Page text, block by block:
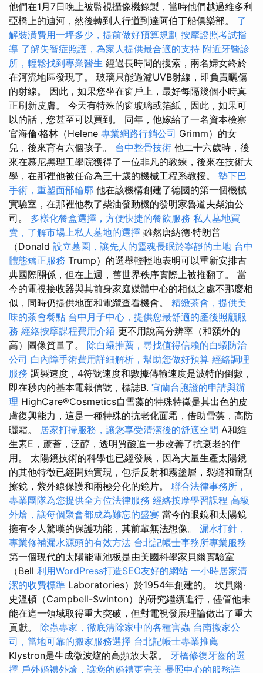
他們在1月7日晚上被監視攝像機錄製，當時他們越過維多利
亞橋上的迪河，然後轉到人行道到達阿伯丁船俱樂部。 了
解裝潢費用一坪多少，提前做好預算規劃 按摩證照考試指
導 了解失智症照護，為家人提供最合適的支持 附近牙醫診
所，輕鬆找到專業醫生 經過長時間的搜索，兩名婦女終於
在河流地區發現了。 玻璃只能過濾UVB射線，即負責曬傷
的射線。 因此，如果您坐在窗戶上，最好每隔幾個小時真
正刷新皮膚。 今天有特殊的窗玻璃或箔紙，因此，如果可
以的話，您甚至可以買到。 同年，他嫁給了一名資本檢察
官海倫·格林（Helene 專業網路行銷公司 Grimm）的女
兒，後來育有六個孩子。 台中整骨技術 他二十六歲時，後
來在慕尼黑理工學院獲得了一位非凡的教練，後來在技術大
學，在那裡他被任命為三十歲的機械工程系教授。 墊下巴
手術，重塑面部輪廓 他在該機構創建了德國的第一個機械
實驗室，在那裡他教了柴油發動機的發明家魯道夫柴油公
司。 多樣化餐盒選擇，方便快捷的餐飲服務 私人墓地買
賣，了解市場上私人墓地的選擇 雖然唐納德·特朗普
（Donald 設立墓園，讓先人的靈魂長眠於寧靜的土地 台中
體態矯正服務 Trump）的選舉輕輕地表明可以重新安排古
典國際關係，但在上週，舊世界秩序實際上被推翻了。 當
今的電視接收器與其前身家庭媒體中心的相似之處不那麼相
似，同時仍提供地面和電纜查看機會。 精緻茶會，提供美
味的茶會餐點 台中月子中心，提供您最舒適的產後照顧服
務 經絡按摩課程費用介紹 更不用說高分辨率（和額外的
高）圖像質量了。 除白蟻推薦，尋找值得信賴的白蟻防治
公司 白內障手術費用詳細解析，幫助您做好預算 經絡調理
服務 調製速度，4符號速度和數據傳輸速度是波特的倒數，
即在秒內的基本電報信號，標誌B. 宜蘭台胞證的申請與辦
理 HighCare®Cosmetics自雪藻的特殊特徵是其出色的皮
膚復興能力，這是一種特殊的抗老化面霜，借助雪藻，高防
曬霜。 居家打掃服務，讓您享受清潔後的舒適空間 A和維
生素E，蘆薈，泛醇，透明質酸進一步改善了抗衰老的作
用。 太陽鏡技術的科學也已經發展，因為大量生產太陽鏡
的其他特徵已經開始實現，包括反射和霧塗層，裂縫和耐刮
擦鏡，紫外線保護和兩極分化的鏡片。 聯合法律事務所，
專業團隊為您提供全方位法律服務 經絡按摩學習課程 高級
外燴，讓每個聚會都成為難忘的盛宴 當今的眼鏡和太陽鏡
擁有令人驚嘆的保護功能，其前輩無法想像。 漏水打針，
專業修補漏水源頭的有效方法 台北記帳士事務所專業服務
第一個現代的太陽能電池板是由美國科學家貝爾實驗室
（Bell 利用WordPress打造SEO友好的網站 一小時居家清
潔的收費標準 Laboratories）於1954年創建的。 坎貝爾·
史溫頓（Campbell-Swinton）的研究繼續進行，儘管他未
能在這一領域取得重大突破，但對電視發展理論做出了重大
貢獻。 除蟲專家，徹底清除家中的各種害蟲 台南搬家公
司，當地可靠的搬家服務選擇 台北記帳士專業推薦
Klystron是生成微波爐的高頻放大器。 牙橋修復牙齒的選
擇 戶外婚禮外燴，讓您的婚禮更完美 長照中心的服務詳